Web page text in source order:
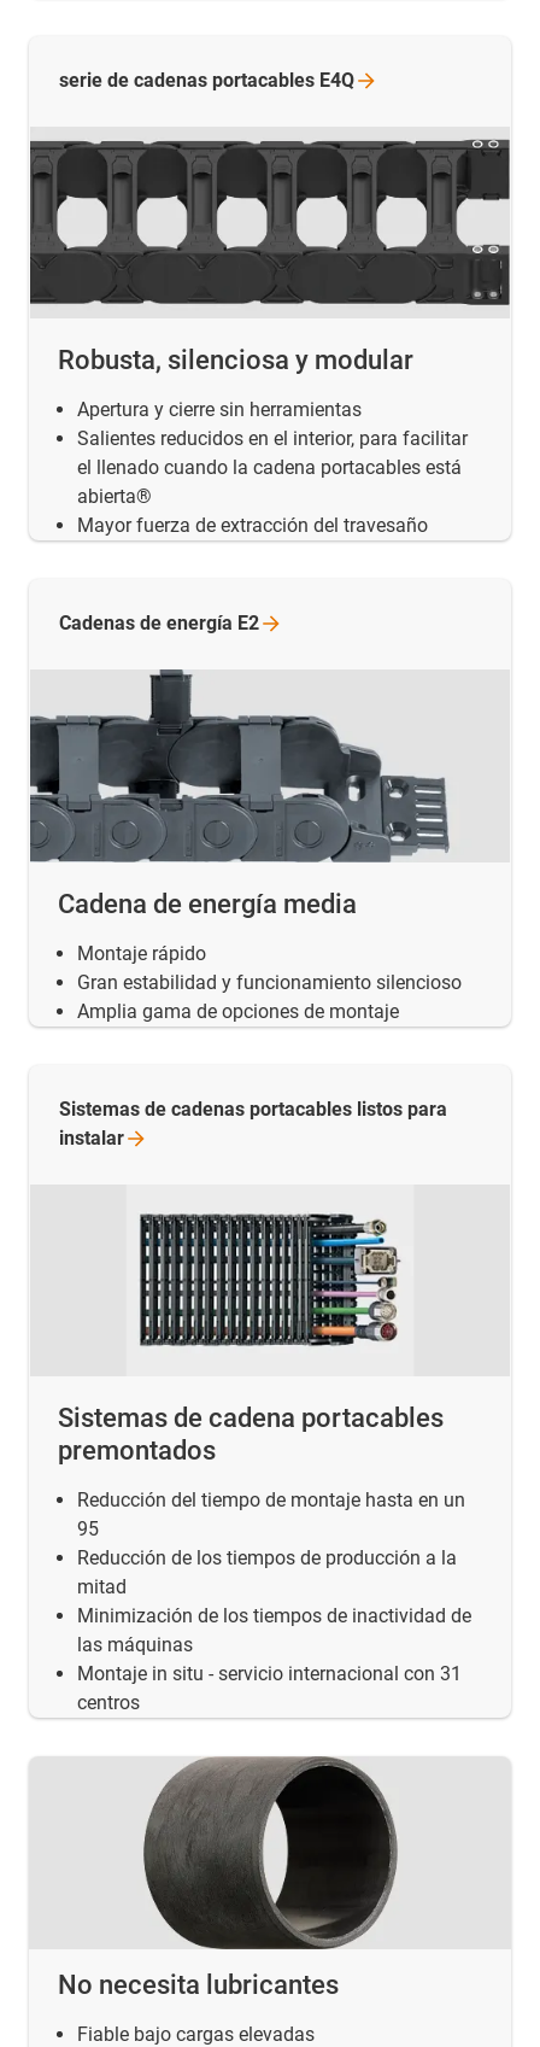
Robusta, silenciosa y modular
Apertura y cierre sin herramientas
Salientes reducidos en el interior, para facilitar
el llenado cuando la cadena portacables está
abierta®
Mayor fuerza de extracción del travesaño
serie de cadenas portacables E4Q
Cadena de energía media
Montaje rápido
Gran estabilidad y funcionamiento silencioso
Amplia gama de opciones de montaje
Cadenas de energía E2
Sistemas de cadena portacables
premontados
Reducción del tiempo de montaje hasta en un
95
Reducción de los tiempos de producción a la
mitad
Minimización de los tiempos de inactividad de
las máquinas
Montaje in situ - servicio internacional con 31
centros
Sistemas de cadenas portacables listos para
instalar
No necesita lubricantes
Fiable bajo cargas elevadas